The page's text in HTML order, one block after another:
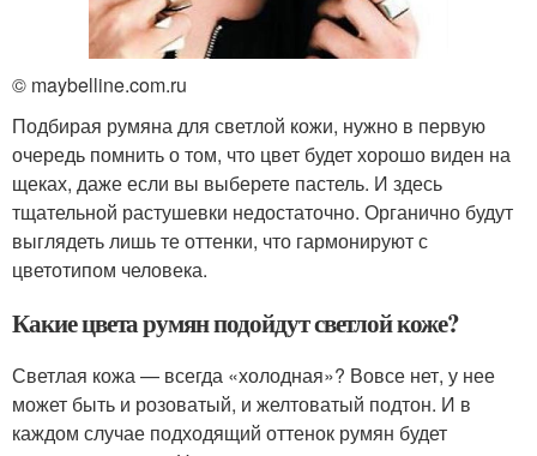
© maybelline.com.ru
Подбирая румяна для светлой кожи, нужно в первую
очередь помнить о том, что цвет будет хорошо виден на
щеках, даже если вы выберете пастель. И здесь
тщательной растушевки недостаточно. Органично будут
выглядеть лишь те оттенки, что гармонируют с
цветотипом человека.
Какие цвета румян подойдут светлой коже?
Светлая кожа — всегда «холодная»? Вовсе нет, у нее
может быть и розоватый, и желтоватый подтон. И в
каждом случае подходящий оттенок румян будет